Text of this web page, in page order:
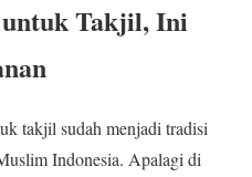
untuk Takjil, Ini
takjil sudah menjadi tradisi
Indonesia. Apalagi di